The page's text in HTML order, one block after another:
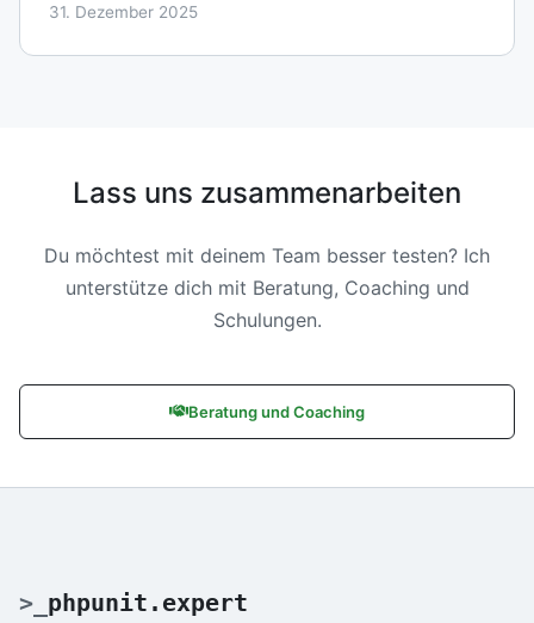
31. Dezember 2025
Lass uns zusammenarbeiten
Du möchtest mit deinem Team besser testen? Ich
unterstütze dich mit Beratung, Coaching und
Schulungen.
Beratung und Coaching
> phpunit.expert